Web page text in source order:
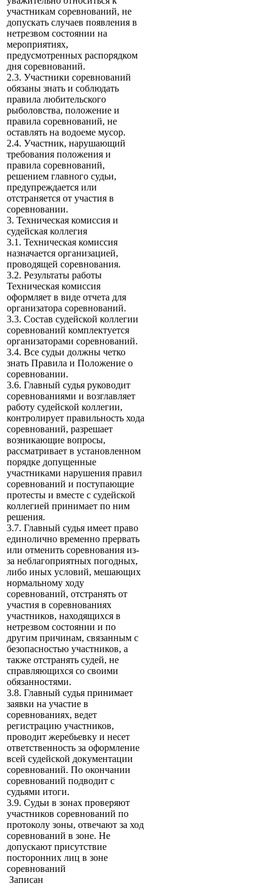
участникам соревнований, не
допускать случаев появления в
нетрезвом состоянии на
мероприятиях,
предусмотренных распорядком
дня соревнований.
2.3. Участники соревнований
обязаны знать и соблюдать
правила любительского
рыболовства, положение и
правила соревнований, не
оставлять на водоеме мусор.
2.4. Участник, нарушающий
требования положения и
правила соревнований,
решением главного судьи,
предупреждается или
отстраняется от участия в
соревновании.
3. Техническая комиссия и
судейская коллегия
3.1. Техническая комиссия
назначается организацией,
проводящей соревнования.
3.2. Результаты работы
Техническая комиссия
оформляет в виде отчета для
организатора соревнований.
3.3. Состав судейской коллегии
соревнований комплектуется
организаторами соревнований.
3.4. Все судьи должны четко
знать Правила и Положение о
соревновании.
3.6. Главный судья руководит
соревнованиями и возглавляет
работу судейской коллегии,
контролирует правильность хода
соревнований, разрешает
возникающие вопросы,
рассматривает в установленном
порядке допущенные
участниками нарушения правил
соревнований и поступающие
протесты и вместе с судейской
коллегией принимает по ним
решения.
3.7. Главный судья имеет право
единолично временно прервать
или отменить соревнования из-
за неблагоприятных погодных,
либо иных условий, мешающих
нормальному ходу
соревнований, отстранять от
участия в соревнованиях
участников, находящихся в
нетрезвом состоянии и по
другим причинам, связанным с
безопасностью участников, а
также отстранять судей, не
справляющихся со своими
обязанностями.
3.8. Главный судья принимает
заявки на участие в
соревнованиях, ведет
регистрацию участников,
проводит жеребьевку и несет
ответственность за оформление
всей судейской документации
соревнований. По окончании
соревнований подводит с
судьями итоги.
3.9. Судьи в зонах проверяют
участников соревнований по
протоколу зоны, отвечают за ход
соревнований в зоне. Не
допускают присутствие
посторонних лиц в зоне
соревнований
Записан